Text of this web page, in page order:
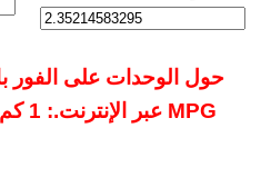
حول الوحدات على الفور